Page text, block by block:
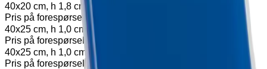
40x20 cm, h 1,8 cm
Pris på forespørsel
Legg til
40x25 cm, h 1,0 cm
Pris på forespørsel
Legg til
40x25 cm, h 1,0 cm (med borrelås)
Pris på forespørsel
Legg til